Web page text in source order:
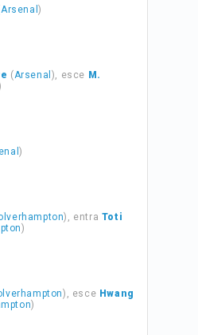
Arsenal)
(Arsenal ), esce M.
)
), entra Toti
)
), esce Hwang
)